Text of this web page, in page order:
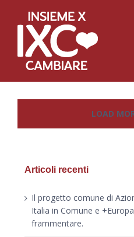
LOAD
Articoli recenti
Il progetto comune di
Italia in Comune e
frammentare.